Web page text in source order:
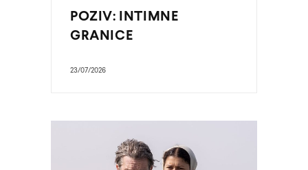
POZIV: INTIMNE
GRANICE
23/07/2026